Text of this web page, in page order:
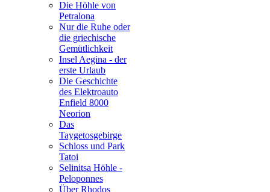
Die Höhle von
Petralona
Nur die Ruhe oder
die griechische
Gemütlichkeit
Insel Aegina - der
erste Urlaub
Die Geschichte
des Elektroauto
Enfield 8000
Neorion
Das
Taygetosgebirge
Schloss und Park
Tatoi
Selinitsa Höhle -
Peloponnes
Über Rhodos